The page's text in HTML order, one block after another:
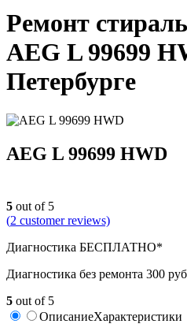
Ремонт
AEG L 99699
Петербурге
AEG L 99699 HWD
5 out of 5
(2 customer reviews)
Диагностика БЕСПЛАТНО*
Диагностика без ремонта 300
5 out of 5
ОписаниеХарактеристики